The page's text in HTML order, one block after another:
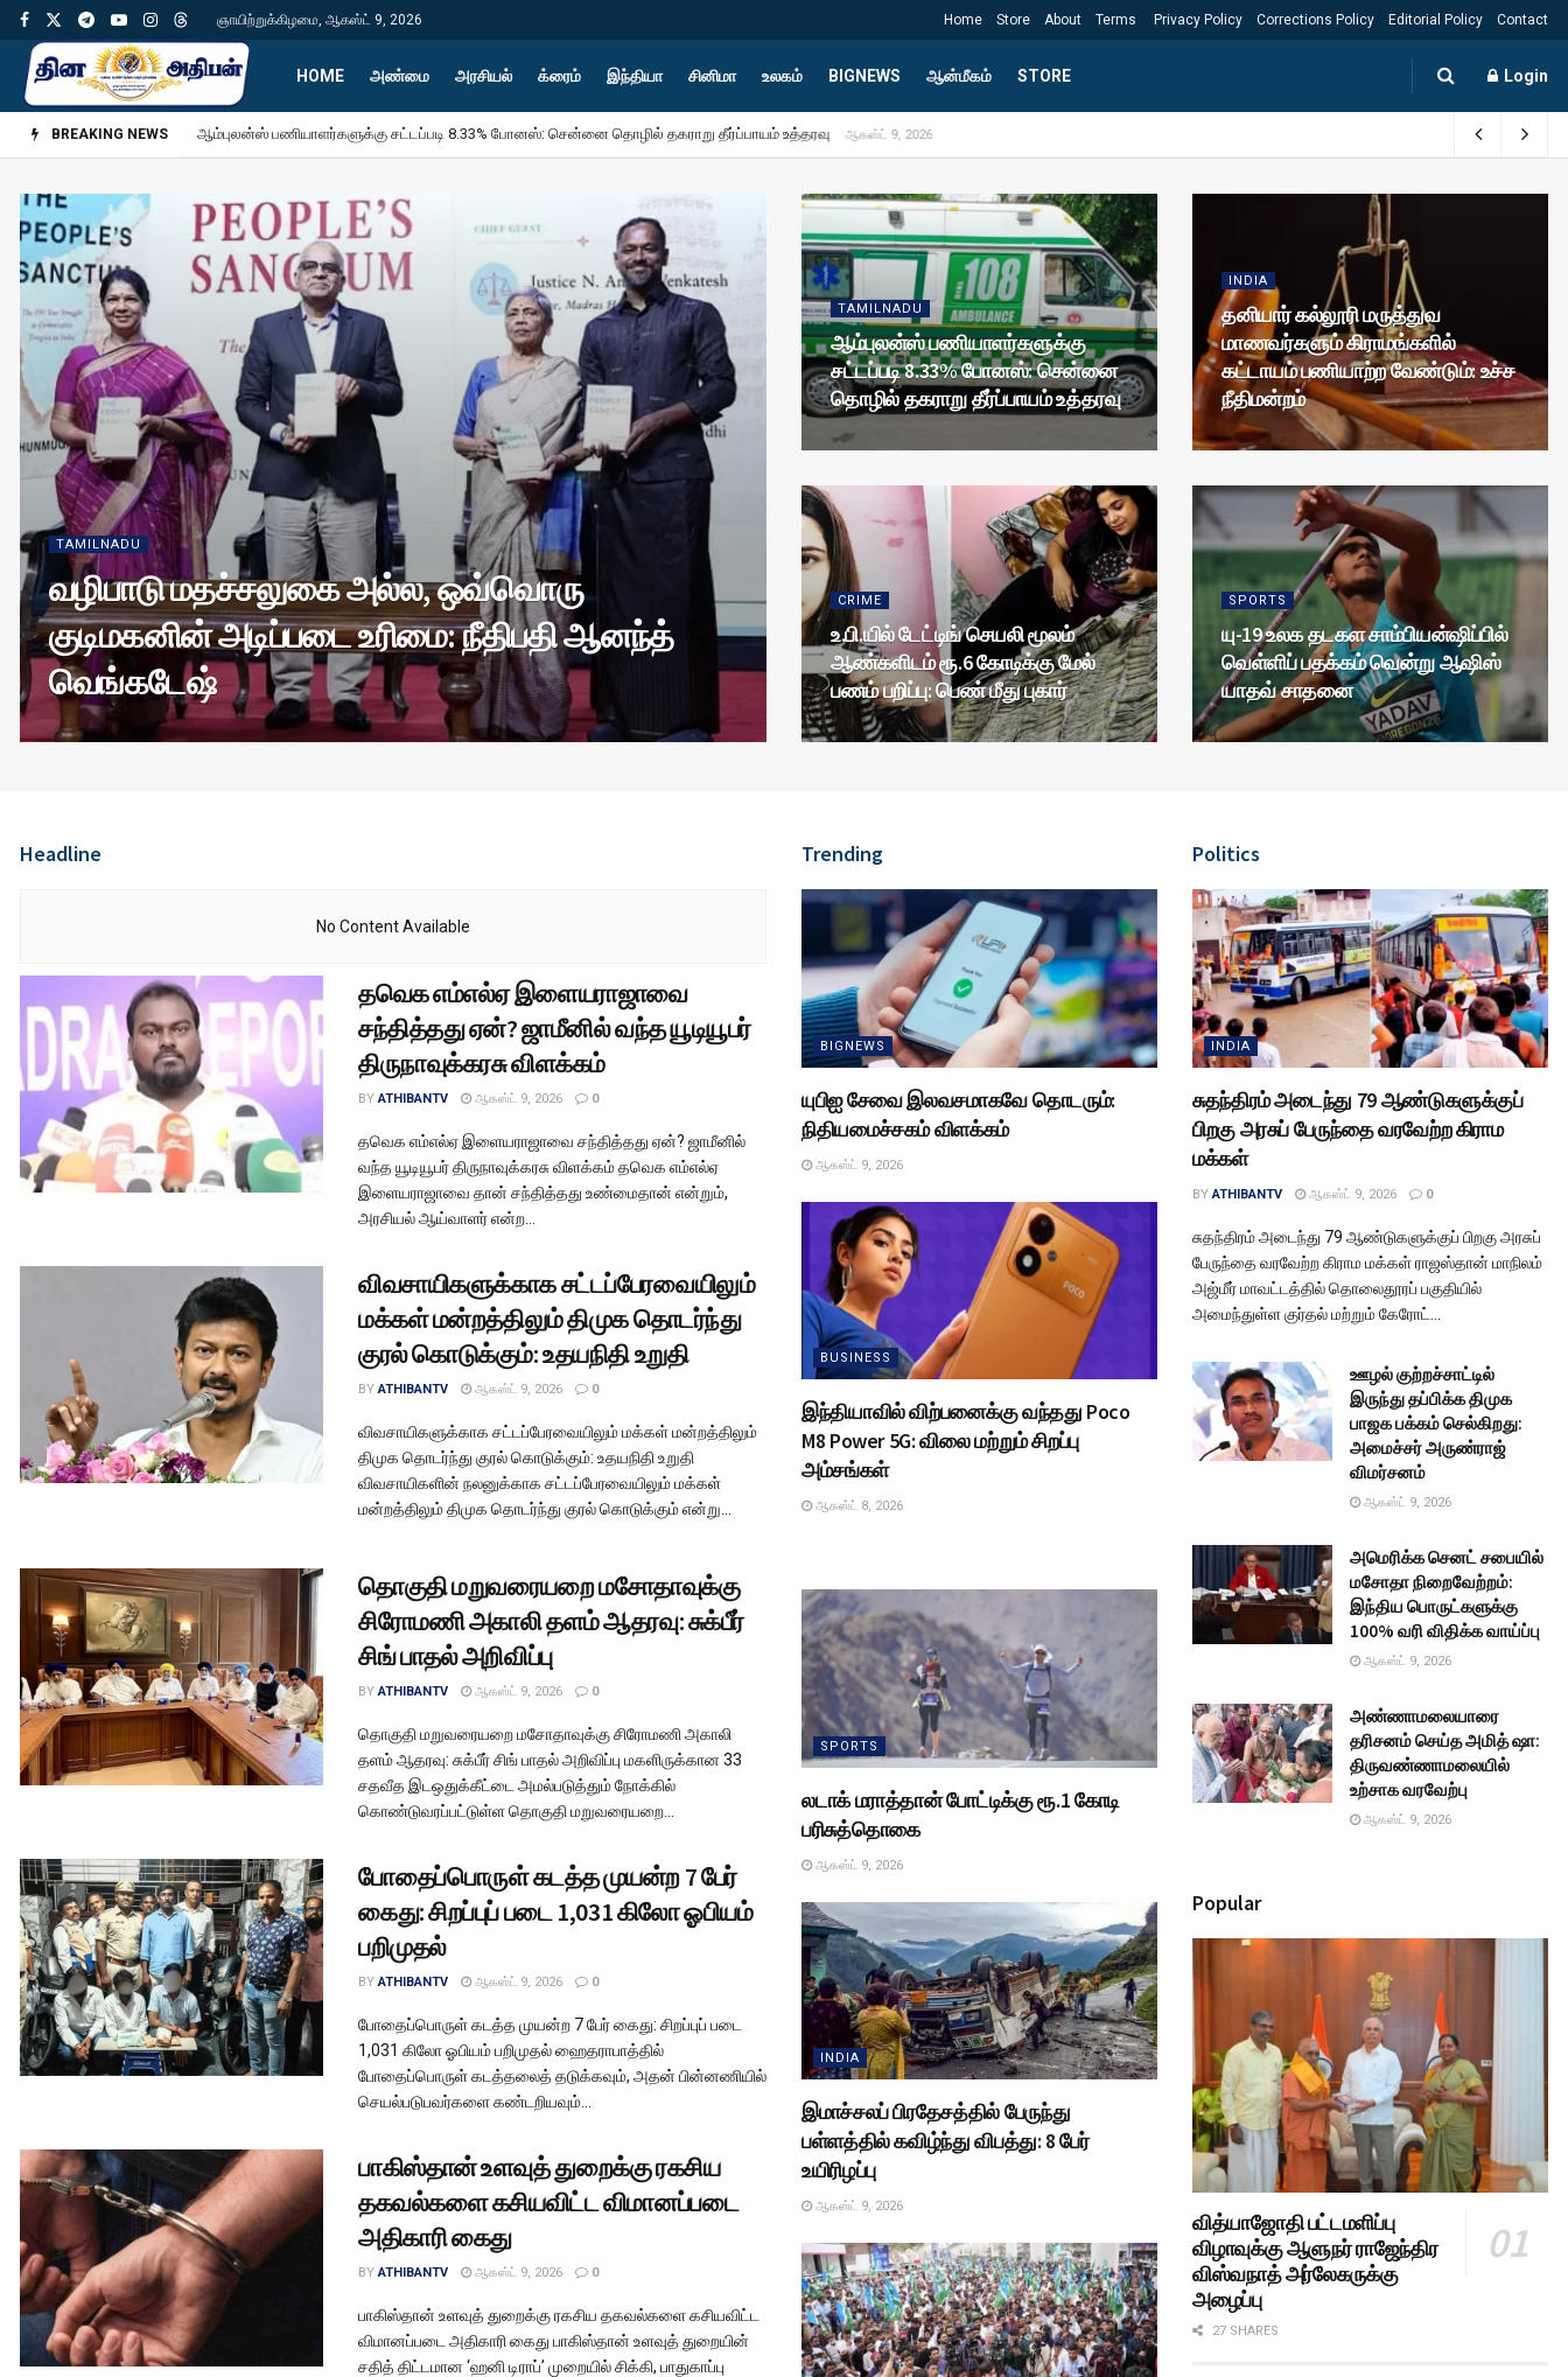
ஞாயிற்றுக்கிழமை, ஆகஸ்ட் 9, 2026 Home Store About Terms Privacy Policy Corrections Policy Editorial Policy Contact
AthibAn Tv | Tamil News
HOME அண்மை அரசியல் க்ரைம் இந்தியா சினிமா உலகம் BIGNEWS ஆன்மீகம் STORE Login
BREAKING NEWS தனியார் கல்லூரி மருத்துவ மாணவர்களும் கிராமங்களில் கட்டாயம் பணியாற்ற வேண்டும்: உச்ச நீதிமன்றம் ஆகஸ்ட் 9, 2026
TAMILNADU
வழிபாடு மதச்சலுகை அல்ல, ஒவ்வொரு
குடிமகனின் அடிப்படை உரிமை: நீதிபதி ஆனந்த்
வெங்கடேஷ்
TAMILNADU
ஆம்புலன்ஸ் பணியாளர்களுக்கு
சட்டப்படி 8.33% போனஸ்: சென்னை
தொழில் தகராறு தீர்ப்பாயம் உத்தரவு
INDIA
தனியார் கல்லூரி மருத்துவ
மாணவர்களும் கிராமங்களில்
கட்டாயம் பணியாற்ற வேண்டும்: உச்ச
நீதிமன்றம்
CRIME
உ.பி.யில் டேட்டிங் செயலி மூலம்
ஆண்களிடம் ரூ.6 கோடிக்கு மேல்
பணம் பறிப்பு: பெண் மீது புகார்
SPORTS
யு-19 உலக தடகள சாம்பியன்ஷிப்பில்
வெள்ளிப் பதக்கம் வென்று ஆஷிஸ்
யாதவ் சாதனை
Headline
No Content Available
தவெக எம்எல்ஏ இளையராஜாவை
சந்தித்தது ஏன்? ஜாமீனில் வந்த யூடியூபர்
திருநாவுக்கரசு விளக்கம்
BY ATHIBANTV ஆகஸ்ட் 9, 2026 0
தவெக எம்எல்ஏ இளையராஜாவை சந்தித்தது ஏன்? ஜாமீனில்
வந்த யூடியூபர் திருநாவுக்கரசு விளக்கம் தவெக எம்எல்ஏ
இளையராஜாவை தான் சந்தித்தது உண்மைதான் என்றும்,
அரசியல் ஆய்வாளர் என்ற...
விவசாயிகளுக்காக சட்டப்பேரவையிலும்
மக்கள் மன்றத்திலும் திமுக தொடர்ந்து
குரல் கொடுக்கும்: உதயநிதி உறுதி
BY ATHIBANTV ஆகஸ்ட் 9, 2026 0
விவசாயிகளுக்காக சட்டப்பேரவையிலும் மக்கள் மன்றத்திலும்
திமுக தொடர்ந்து குரல் கொடுக்கும்: உதயநிதி உறுதி
விவசாயிகளின் நலனுக்காக சட்டப்பேரவையிலும் மக்கள்
மன்றத்திலும் திமுக தொடர்ந்து குரல் கொடுக்கும் என்று...
தொகுதி மறுவரையறை மசோதாவுக்கு
சிரோமணி அகாலி தளம் ஆதரவு: சுக்பீர்
சிங் பாதல் அறிவிப்பு
BY ATHIBANTV ஆகஸ்ட் 9, 2026 0
தொகுதி மறுவரையறை மசோதாவுக்கு சிரோமணி அகாலி
தளம் ஆதரவு: சுக்பீர் சிங் பாதல் அறிவிப்பு மகளிருக்கான 33
சதவீத இடஒதுக்கீட்டை அமல்படுத்தும் நோக்கில்
கொண்டுவரப்பட்டுள்ள தொகுதி மறுவரையறை...
போதைப்பொருள் கடத்த முயன்ற 7 பேர்
கைது: சிறப்புப் படை 1,031 கிலோ ஓபியம்
பறிமுதல்
BY ATHIBANTV ஆகஸ்ட் 9, 2026 0
போதைப்பொருள் கடத்த முயன்ற 7 பேர் கைது: சிறப்புப் படை
1,031 கிலோ ஓபியம் பறிமுதல் ஹைதராபாத்தில்
போதைப்பொருள் கடத்தலைத் தடுக்கவும், அதன் பின்னணியில்
செயல்படுபவர்களை கண்டறியவும்...
பாகிஸ்தான் உளவுத் துறைக்கு ரகசிய
தகவல்களை கசியவிட்ட விமானப்படை
அதிகாரி கைது
BY ATHIBANTV ஆகஸ்ட் 9, 2026 0
பாகிஸ்தான் உளவுத் துறைக்கு ரகசிய தகவல்களை கசியவிட்ட
விமானப்படை அதிகாரி கைது பாகிஸ்தான் உளவுத் துறையின்
சதித் திட்டமான ‘ஹனி டிராப்’ முறையில் சிக்கி, பாதுகாப்பு
Trending
BIGNEWS
யுபிஐ சேவை இலவசமாகவே தொடரும்:
நிதியமைச்சகம் விளக்கம்
ஆகஸ்ட் 9, 2026
BUSINESS
இந்தியாவில் விற்பனைக்கு வந்தது Poco
M8 Power 5G: விலை மற்றும் சிறப்பு
அம்சங்கள்
ஆகஸ்ட் 8, 2026
SPORTS
லடாக் மராத்தான் போட்டிக்கு ரூ.1 கோடி
பரிசுத்தொகை
ஆகஸ்ட் 9, 2026
INDIA
இமாச்சலப் பிரதேசத்தில் பேருந்து
பள்ளத்தில் கவிழ்ந்து விபத்து: 8 பேர்
உயிரிழப்பு
ஆகஸ்ட் 9, 2026
Politics
INDIA
சுதந்திரம் அடைந்து 79 ஆண்டுகளுக்குப்
பிறகு அரசுப் பேருந்தை வரவேற்ற கிராம
மக்கள்
BY ATHIBANTV ஆகஸ்ட் 9, 2026 0
சுதந்திரம் அடைந்து 79 ஆண்டுகளுக்குப் பிறகு அரசுப்
பேருந்தை வரவேற்ற கிராம மக்கள் ராஜஸ்தான் மாநிலம்
அஜ்மீர் மாவட்டத்தில் தொலைதூரப் பகுதியில்
அமைந்துள்ள குர்தல் மற்றும் கேரோட்...
ஊழல் குற்றச்சாட்டில்
இருந்து தப்பிக்க திமுக
பாஜக பக்கம் செல்கிறது:
அமைச்சர் அருண்ராஜ்
விமர்சனம்
ஆகஸ்ட் 9, 2026
அமெரிக்க செனட் சபையில்
மசோதா நிறைவேற்றம்:
இந்திய பொருட்களுக்கு
100% வரி விதிக்க வாய்ப்பு
ஆகஸ்ட் 9, 2026
அண்ணாமலையாரை
தரிசனம் செய்த அமித் ஷா:
திருவண்ணாமலையில்
உற்சாக வரவேற்பு
ஆகஸ்ட் 9, 2026
Popular
வித்யாஜோதி பட்டமளிப்பு
விழாவுக்கு ஆளுநர் ராஜேந்திர
விஸ்வநாத் அர்லேகருக்கு
அழைப்பு
27 SHARES